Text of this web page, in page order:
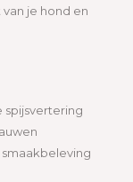
je hond en